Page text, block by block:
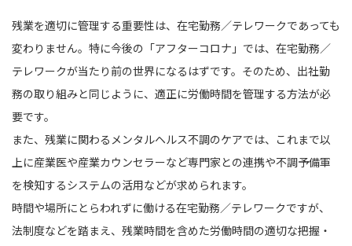
残業を適切に管理する重要性は、在宅勤務／テレワークであっても
変わりません。特に今後の「アフターコロナ」では、在宅勤務／
テレワークが当たり前の世界になるはずです。そのため、出社勤
務の取り組みと同じように、適正に労働時間を管理する方法が必
要です。
また、残業に関わるメンタルヘルス不調のケアでは、これまで以
上に産業医や産業カウンセラーなど専門家との連携や不調予備軍
を検知するシステムの活用などが求められます。
時間や場所にとらわれずに働ける在宅勤務／テレワークですが、
法制度などを踏まえ、残業時間を含めた労働時間の適切な把握・